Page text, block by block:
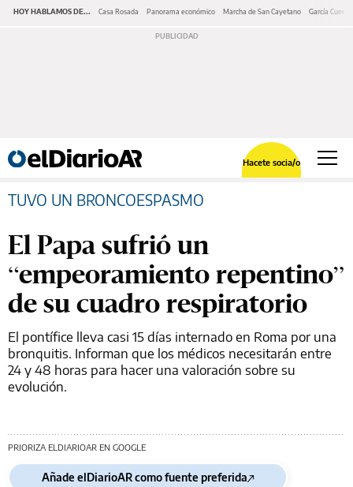
HOY HABLAMOS DE... Casa Rosada Panorama económico Marcha de San Cayetano García Cuerva
Hacete socia/o
TUVO UN BRONCOESPASMO
El Papa sufrió un
“empeoramiento repentino”
de su cuadro respiratorio
El pontífice lleva casi 15 días internado en Roma por una
bronquitis. Informan que los médicos necesitarán entre
24 y 48 horas para hacer una valoración sobre su
evolución.
PRIORIZA ELDIARIOAR EN GOOGLE
Añade elDiarioAR como fuente preferida